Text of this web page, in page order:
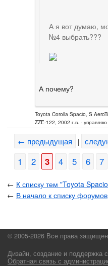
А я вот думаю,
№4 выбрать???
А почему?
Toyota Corolla Spacio, S
ZZE-122, 2002 г.в. -
← предыдущая |
1 2 3 4 5 6 7
← К списку тем "Toyota
← В начало к списку форумов
© 2005-2026 Все права
Дизайн, создание и поддержка
Обратная связь с